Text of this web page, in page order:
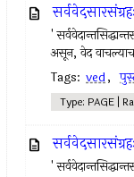
'
असून, वेद
Tags: ved,
Type: PAGE |
'